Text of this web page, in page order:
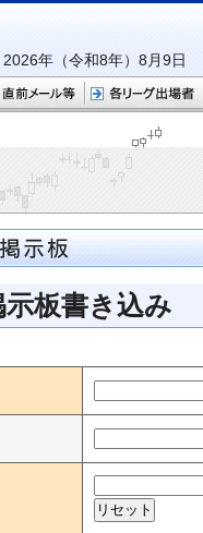
2026年（令和8年）8月9日
示板書き込み